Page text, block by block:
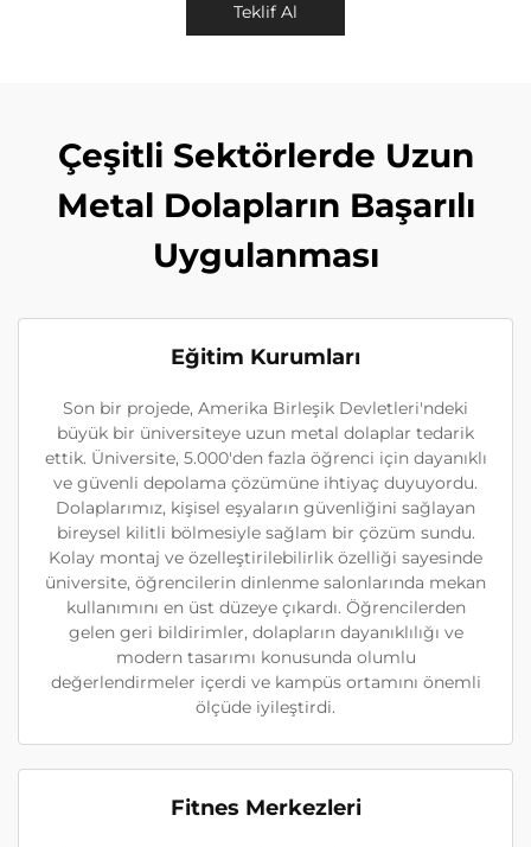
Teklif Al
Çeşitli Sektörlerde Uzun
Metal Dolapların Başarılı
Uygulanması
Eğitim Kurumları
Son bir projede, Amerika Birleşik Devletleri'ndeki
büyük bir üniversiteye uzun metal dolaplar tedarik
ettik. Üniversite, 5.000'den fazla öğrenci için dayanıklı
ve güvenli depolama çözümüne ihtiyaç duyuyordu.
Dolaplarımız, kişisel eşyaların güvenliğini sağlayan
bireysel kilitli bölmesiyle sağlam bir çözüm sundu.
Kolay montaj ve özelleştirilebilirlik özelliği sayesinde
üniversite, öğrencilerin dinlenme salonlarında mekan
kullanımını en üst düzeye çıkardı. Öğrencilerden
gelen geri bildirimler, dolapların dayanıklılığı ve
modern tasarımı konusunda olumlu
değerlendirmeler içerdi ve kampüs ortamını önemli
ölçüde iyileştirdi.
Fitnes Merkezleri